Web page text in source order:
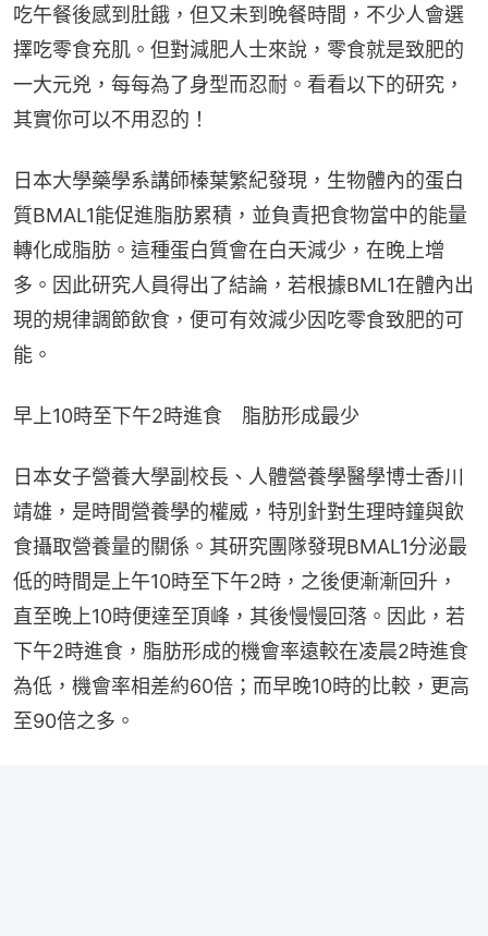
吃午餐後感到肚餓，但又未到晚餐時間，不少人會選
擇吃零食充肌。但對減肥人士來說，零食就是致肥的
一大元兇，每每為了身型而忍耐。看看以下的研究，
其實你可以不用忍的！
日本大學藥學系講師榛葉繁紀發現，生物體內的蛋白
質BMAL1能促進脂肪累積，並負責把食物當中的能量
轉化成脂肪。這種蛋白質會在白天減少，在晚上增
多。因此研究人員得出了結論，若根據BML1在體內出
現的規律調節飲食，便可有效減少因吃零食致肥的可
能。
早上10時至下午2時進食　脂肪形成最少
日本女子營養大學副校長、人體營養學醫學博士香川
靖雄，是時間營養學的權威，特別針對生理時鐘與飲
食攝取營養量的關係。其研究團隊發現BMAL1分泌最
低的時間是上午10時至下午2時，之後便漸漸回升，
直至晚上10時便達至頂峰，其後慢慢回落。因此，若
下午2時進食，脂肪形成的機會率遠較在凌晨2時進食
為低，機會率相差約60倍；而早晚10時的比較，更高
至90倍之多。